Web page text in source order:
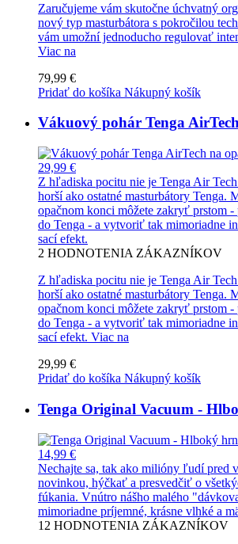
Zaručujeme vám skutočne úchvatný
nový typ masturbátora s pokročilou
vám umožní jednoducho regulovať
Viac na
79,99 €
Pridať do košíka Nákupný košík
Vákuový pohár Tenga
29,99 €
Z hľadiska pocitu nie je Tenga Air
horší ako ostatné masturbátory Tenga.
opačnom konci môžete zakryť prstom -
do Tenga - a vytvoriť tak mimoriadne
sací efekt.
2 HODNOTENIA ZÁKAZNÍKOV
Z hľadiska pocitu nie je Tenga Air
horší ako ostatné masturbátory Tenga.
opačnom konci môžete zakryť prstom -
do Tenga - a vytvoriť tak mimoriadne
sací efekt. Viac na
29,99 €
Pridať do košíka Nákupný košík
Tenga Original Vacuum -
14,99 €
Nechajte sa, tak ako milióny ľudí pred
novinkou, hýčkať a presvedčiť o
fúkania. Vnútro nášho malého
mimoriadne príjemné, krásne vlhké a
12 HODNOTENIA ZÁKAZNÍKOV